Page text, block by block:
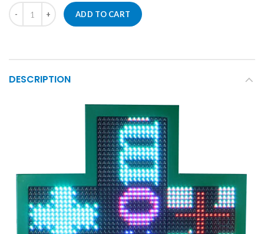
ADD TO CART
DESCRIPTION